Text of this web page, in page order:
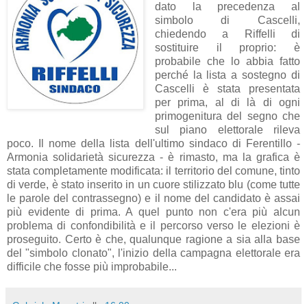
dato la precedenza al
simbolo di Cascelli,
chiedendo a Riffelli di
sostituire il proprio: è
probabile che lo abbia fatto
perché la lista a sostegno di
Cascelli è stata presentata
per prima, al di là di ogni
primogenitura del segno che
sul piano elettorale rileva
poco. Il nome della lista dell'ultimo sindaco di Ferentillo -
Armonia solidarietà sicurezza - è rimasto, ma la grafica è
stata completamente modificata: il territorio del comune, tinto
di verde, è stato inserito in un cuore stilizzato blu (come tutte
le parole del contrassegno) e il nome del candidato è assai
più evidente di prima. A quel punto non c'era più alcun
problema di confondibilità e il percorso verso le elezioni è
proseguito. Certo è che, qualunque ragione a sia alla base
del "simbolo clonato", l'inizio della campagna elettorale era
difficile che fosse più improbabile...